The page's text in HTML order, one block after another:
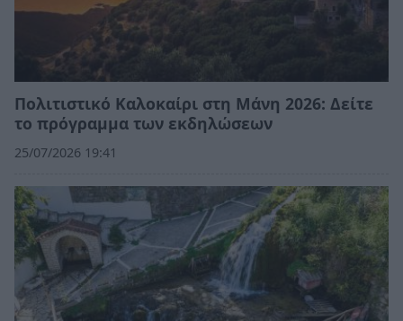
Πολιτιστικό Καλοκαίρι στη Μάνη 2026: Δείτε
το πρόγραμμα των εκδηλώσεων
25/07/2026 19:41